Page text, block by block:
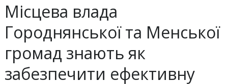
Місцева влада
Городнянської та Менської
громад знають як
забезпечити ефективну